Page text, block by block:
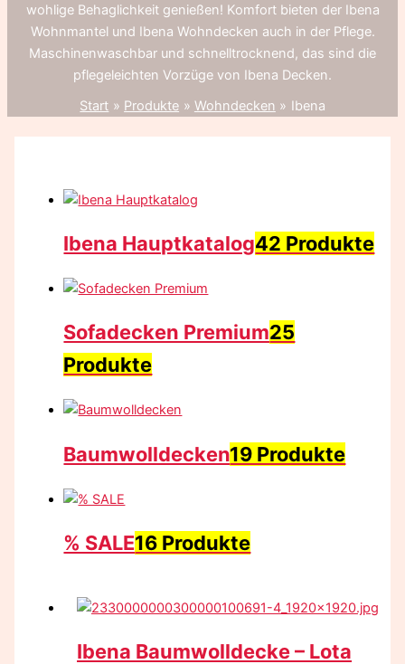
wohlige Behaglichkeit genießen! Komfort bieten der Ibena
Wohnmantel und Ibena Wohndecken auch in der Pflege.
Maschinenwaschbar und schnelltrocknend, das sind die
pflegeleichten Vorzüge von Ibena Decken.
Start
Produkte Wohndecken Ibena
Ibena Hauptkatalog42 Produkte
Sofadecken Premium25
Produkte
Baumwolldecken19 Produkte
% SALE16 Produkte
Ibena Baumwolldecke – Lota